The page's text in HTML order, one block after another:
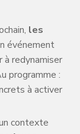
les
événement
redynamiser
programme :
à activer
contexte